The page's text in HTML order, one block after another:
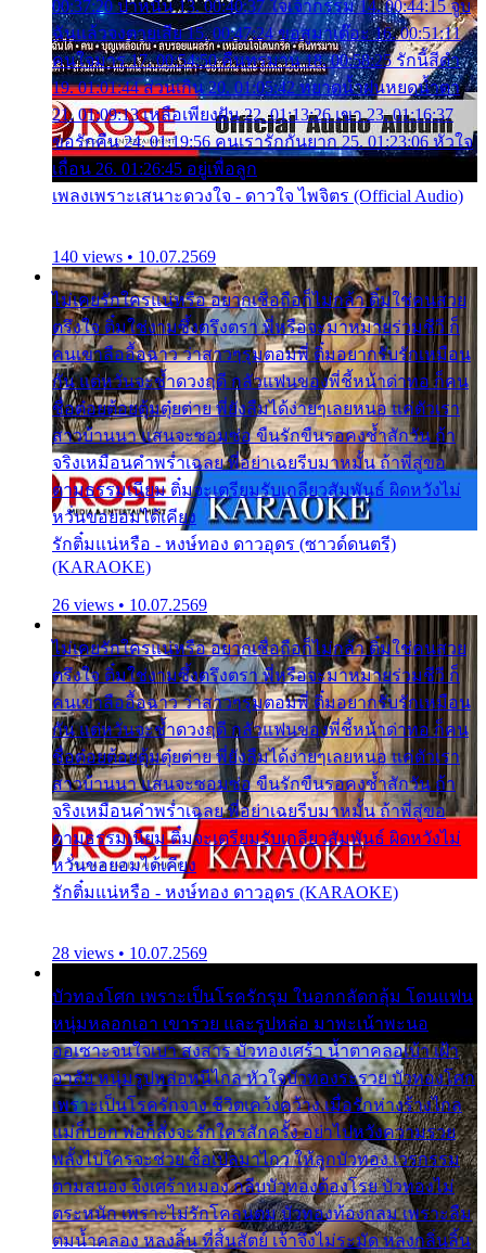
00:37:20 ปาหนัน 13. 00:40:37 ใจเจ้ากรรม 14. 00:44:15 จูบ
ฉันแล้วจงตายเสีย 15. 00:47:24 ขอสูมาเต๊อะ 16. 00:51:11
คนใจมาร 17. 00:54:50 คืนทรมาน 18. 00:58:25 รักนี้สีดำ
19. 01:01:44 ส่วนเกิน 20. 01:05:42 หยาดน้ำฝนหยดน้ำตา
21. 01:09:13 เหลือเพียงฝัน 22. 01:13:26 เขา 23. 01:16:37
ขอรักคืน 24. 01:19:56 คนเรารักกันยาก 25. 01:23:06 หัวใจ
เถื่อน 26. 01:26:45 อยู่เพื่อลูก
เพลงเพราะเสนาะดวงใจ - ดาวใจ ไพจิตร (Official Audio)
140 views • 10.07.2569
ไม่เคยรักใครแน่หรือ อยากเชื่อถือก็ไม่กล้า ติ๋มใช่คนสวย
ตรึงใจ ติ๋มใช่งามซึ้งตรึงตรา พี่หรือจะมาหมายร่วมชีวี ก็
คนเขาลืออื้อฉาว ว่าสาวๆรุมตอมพี่ ติ๋มอยากรับรักเหมือน
กัน แต่หวั่นจะช้ำดวงฤดี กลัวแฟนของพี่ชี้หน้าด่าทอ ก็คน
ชื่อต๋อยต้อยตุ้มตุ๋ยต่าย พี่ยังลืมได้ง่ายๆเลยหนอ แค่ตัวเรา
สาวบ้านนา แสนจะซอมซ่อ ขืนรักขืนรอคงช้ำสักวัน ถ้า
จริงเหมือนคำพร่ำเฉลย พี่อย่าเฉยรีบมาหมั้น ถ้าพี่สู่ขอ
ตามธรรมเนียม ติ๋มจะเตรียมรับเกลียวสัมพันธ์ ผิดหวังไม่
หวั่นขอยอมได้เคียง
รักติ๋มแน่หรือ - หงษ์ทอง ดาวอุดร (ซาวด์ดนตรี)
(KARAOKE)
26 views • 10.07.2569
ไม่เคยรักใครแน่หรือ อยากเชื่อถือก็ไม่กล้า ติ๋มใช่คนสวย
ตรึงใจ ติ๋มใช่งามซึ้งตรึงตรา พี่หรือจะมาหมายร่วมชีวี ก็
คนเขาลืออื้อฉาว ว่าสาวๆรุมตอมพี่ ติ๋มอยากรับรักเหมือน
กัน แต่หวั่นจะช้ำดวงฤดี กลัวแฟนของพี่ชี้หน้าด่าทอ ก็คน
ชื่อต๋อยต้อยตุ้มตุ๋ยต่าย พี่ยังลืมได้ง่ายๆเลยหนอ แค่ตัวเรา
สาวบ้านนา แสนจะซอมซ่อ ขืนรักขืนรอคงช้ำสักวัน ถ้า
จริงเหมือนคำพร่ำเฉลย พี่อย่าเฉยรีบมาหมั้น ถ้าพี่สู่ขอ
ตามธรรมเนียม ติ๋มจะเตรียมรับเกลียวสัมพันธ์ ผิดหวังไม่
หวั่นขอยอมได้เคียง
รักติ๋มแน่หรือ - หงษ์ทอง ดาวอุดร (KARAOKE)
28 views • 10.07.2569
บัวทองโศก เพราะเป็นโรครักรุม ในอกกลัดกลุ้ม โดนแฟน
หนุ่มหลอกเอา เขารวย และรูปหล่อ มาพะเน้าพะนอ
ออเซาะจนใจเบา สงสาร บัวทองเศร้า น้ำตาคลอเบ้า เฝ้า
อาลัย หนุ่มรูปหล่อหนีไกล หัวใจบัวทองระรวย บัวทองโศก
เพราะเป็นโรครักจาง ชีวิตเคว้งคว้าง เมื่อรักห่างร้างไกล
แม่ก็บอก พ่อก็สั่งจะรักใครสักครั้ง อย่าไปหวังความรวย
พลั้งไปใครจะช่วย ซื้อเปลมาไกว ให้ลูกบัวทอง เวรกรรม
ตามสนอง จึงเศร้าหมอง กลีบบัวทองต้องโรย บัวทองไม่
ตระหนัก เพราะไม่รักโคลนตม บัวทองท้องกลม เพราะลืม
ตมน้ำคลอง หลงลิ้น ที่สิ้นสัตย์ เจ้าจึงไม่ระมัด หลงกลิ่นลิ้น